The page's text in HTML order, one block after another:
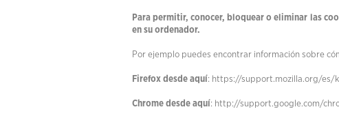
Para permitir, conocer, bloquear o eliminar las
en su ordenador.
Por ejemplo puedes encontrar información sobre
Firefox desde aquí: https://support.mozilla.org/
Chrome desde aquí: http://support.google.com/